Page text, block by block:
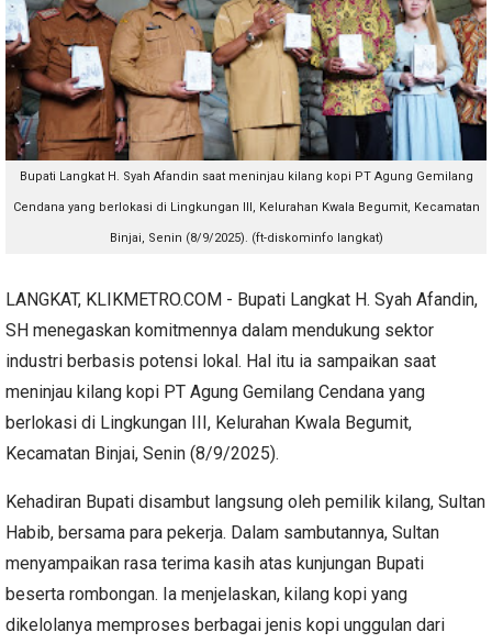
Bupati Langkat H. Syah Afandin saat meninjau kilang kopi PT Agung Gemilang
Cendana yang berlokasi di Lingkungan III, Kelurahan Kwala Begumit, Kecamatan
Binjai, Senin (8/9/2025). (ft-diskominfo langkat)
LANGKAT, KLIKMETRO.COM - Bupati Langkat H. Syah Afandin,
SH menegaskan komitmennya dalam mendukung sektor
industri berbasis potensi lokal. Hal itu ia sampaikan saat
meninjau kilang kopi PT Agung Gemilang Cendana yang
berlokasi di Lingkungan III, Kelurahan Kwala Begumit,
Kecamatan Binjai, Senin (8/9/2025).
Kehadiran Bupati disambut langsung oleh pemilik kilang, Sultan
Habib, bersama para pekerja. Dalam sambutannya, Sultan
menyampaikan rasa terima kasih atas kunjungan Bupati
beserta rombongan. Ia menjelaskan, kilang kopi yang
dikelolanya memproses berbagai jenis kopi unggulan dari